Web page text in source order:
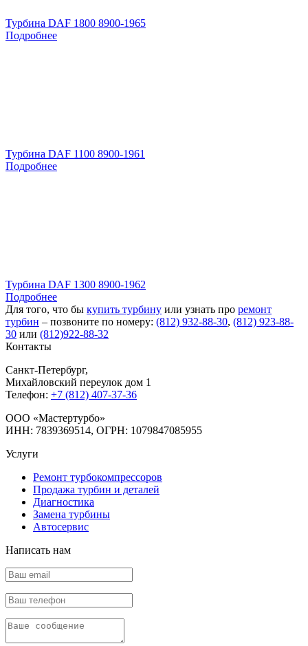
Турбина DAF 1800 8900-1965
Подробнее
Турбина DAF 1100 8900-1961
Подробнее
Турбина DAF 1300 8900-1962
Подробнее
Для того, что бы купить турбину или узнать про ремонт
турбин – позвоните по номеру: (812) 932-88-30, (812) 923-88-
30 или (812)922-88-32
Контакты
Санкт-Петербург,
Михайловский переулок дом 1
Телефон: +7 (812) 407-37-36
OOO «Мастертурбо»
ИНН: 7839369514, ОГРН: 1079847085955
Услуги
Ремонт турбокомпрессоров
Продажа турбин и деталей
Диагностика
Замена турбины
Автосервис
Написать нам